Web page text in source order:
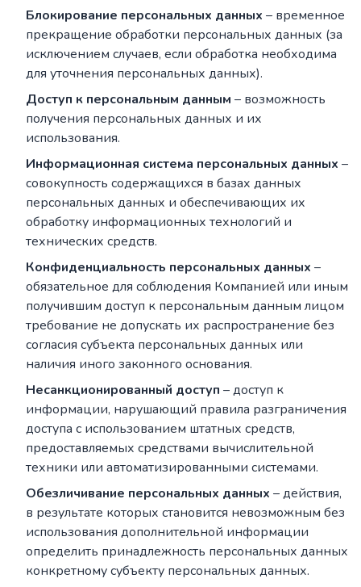
Блокирование персональных данных – временное
прекращение обработки персональных данных (за
исключением случаев, если обработка необходима
для уточнения персональных данных).
Доступ к персональным данным – возможность
получения персональных данных и их
использования.
Информационная система персональных данных –
совокупность содержащихся в базах данных
персональных данных и обеспечивающих их
обработку информационных технологий и
технических средств.
Конфиденциальность персональных данных –
обязательное для соблюдения Компанией или иным
получившим доступ к персональным данным лицом
требование не допускать их распространение без
согласия субъекта персональных данных или
наличия иного законного основания.
Несанкционированный доступ – доступ к
информации, нарушающий правила разграничения
доступа с использованием штатных средств,
предоставляемых средствами вычислительной
техники или автоматизированными системами.
Обезличивание персональных данных – действия,
в результате которых становится невозможным без
использования дополнительной информации
определить принадлежность персональных данных
конкретному субъекту персональных данных.